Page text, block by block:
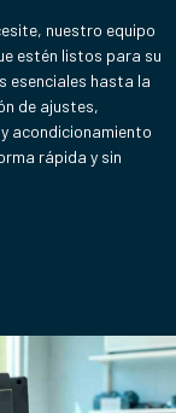
nuestro equipo
estén listos para su
esenciales hasta la
de ajustes,
acondicionamiento
rápida y sin